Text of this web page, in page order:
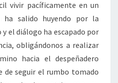
vivir pacíficamente en un
ha salido huyendo por la
el diálogo ha escapado por
obligándonos a realizar
hacia el despeñadero
de seguir el rumbo tomado